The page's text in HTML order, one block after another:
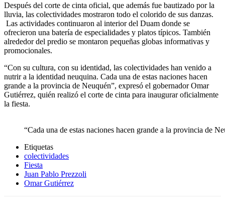
Después del corte de cinta oficial, que además fue bautizado por la
lluvia, las colectividades mostraron todo el colorido de sus danzas.
Las actividades continuaron al interior del Duam donde se
ofrecieron una batería de especialidades y platos típicos. También
alrededor del predio se montaron pequeñas globas informativas y
promocionales.
“Con su cultura, con su identidad, las colectividades han venido a
nutrir a la identidad neuquina. Cada una de estas naciones hacen
grande a la provincia de Neuquén”, expresó el gobernador Omar
Gutiérrez, quién realizó el corte de cinta para inaugurar oficialmente
la fiesta.
“Cada una de estas naciones hacen grande a la provincia de
Etiquetas
colectividades
Fiesta
Juan Pablo Prezzoli
Omar Gutiérrez